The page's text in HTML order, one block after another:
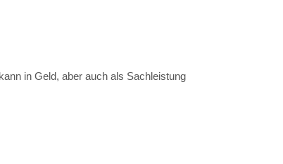
in Geld, aber auch als Sachleistung